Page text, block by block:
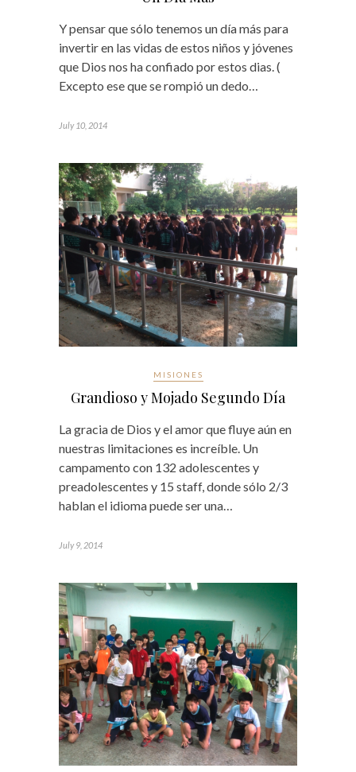
Y pensar que sólo tenemos un día más para
invertir en las vidas de estos niños y jóvenes
que Dios nos ha confiado por estos dias. (
Excepto ese que se rompió un dedo…
July 10, 2014
MISIONES
Grandioso y Mojado Segundo Día
La gracia de Dios y el amor que fluye aún en
nuestras limitaciones es increíble. Un
campamento con 132 adolescentes y
preadolescentes y 15 staff, donde sólo 2/3
hablan el idioma puede ser una…
July 9, 2014